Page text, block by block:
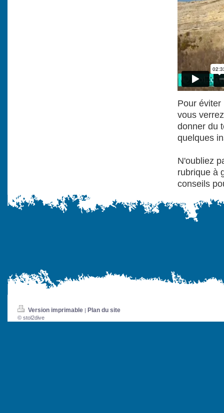
Pour
vous
donner du
quelques
N'oubliez
rubrique à
conseils
Version imprimable | Plan du site
© stol2dive